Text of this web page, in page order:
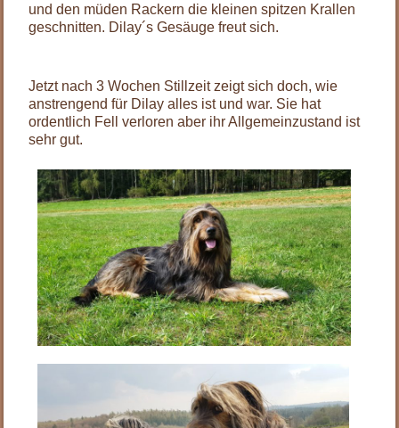
und den müden Rackern die kleinen spitzen Krallen
geschnitten. Dilay´s Gesäuge freut sich.
Jetzt nach 3 Wochen Stillzeit zeigt sich doch, wie
anstrengend für Dilay alles ist und war. Sie hat
ordentlich Fell verloren aber ihr Allgemeinzustand ist
sehr gut.